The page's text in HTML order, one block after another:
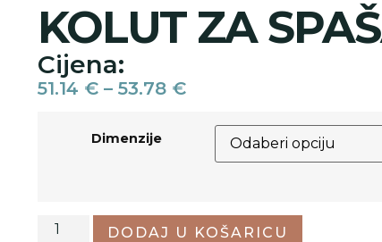
KOLUT ZA
Cijena:
51.14 € – 53.78 €
Dimenzije
DODAJ U KOŠARICU